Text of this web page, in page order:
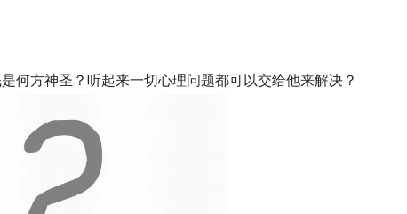
何方神圣？听起来一切心理问题都可以交给他来解决？